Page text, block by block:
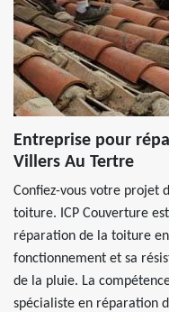
Entreprise pour
Villers Au Tertre
Confiez-vous votre projet
toiture. ICP Couverture
réparation de la toiture
fonctionnement et sa
de la pluie. La
spécialiste en réparation